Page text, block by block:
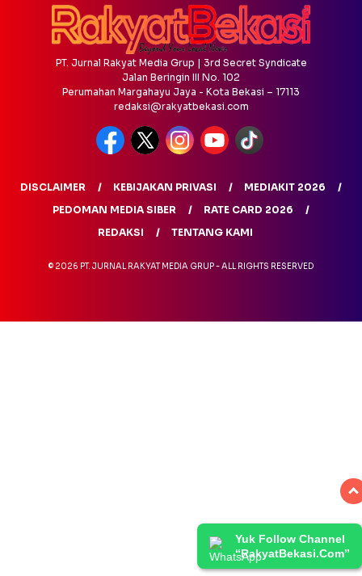
Yuk Follow Channel
“RakyatBekasi.Com”
PT. Jurnal Rakyat Media Grup | 3rd Secret Syndicate
Jalan Beringin III No. 102
Perumahan Margahayu Jaya - Kota Bekasi – 17113
redaksi@rakyatbekasi.com
DISCLAIMER KEBIJAKAN PRIVASI
MEDIAKIT 2026
PEDOMAN MEDIA SIBER
RATE CARD 2026
REDAKSI
TENTANG KAMI
© 2026 PT. JURNAL RAKYAT MEDIA GRUP - ALL RIGHTS RESERVED